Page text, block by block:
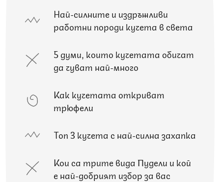
Най-силните и издръжливи
работни породи кучета в света
5 думи, които кучетата обичат
да чуват най-много
Как кучетата откриват
трюфели
Топ 3 кучета с най-силна захапка
Кои са трите вида Пудели и кой
е най-добрият избор за вас